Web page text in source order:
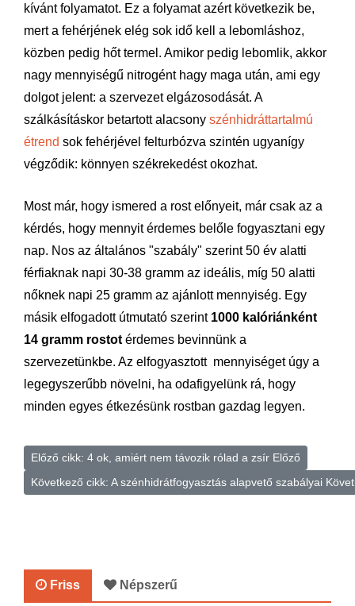
kívánt folyamatot. Ez a folyamat azért következik be,
mert a fehérjének elég sok idő kell a lebomláshoz,
közben pedig hőt termel. Amikor pedig lebomlik, akkor
nagy mennyiségű nitrogént hagy maga után, ami egy
dolgot jelent: a szervezet elgázosodását. A
szálkásításkor betartott alacsony szénhidráttartalmú
étrend sok fehérjével felturbózva szintén ugyanígy
végződik: könnyen székrekedést okozhat.
Most már, hogy ismered a rost előnyeit, már csak az a
kérdés, hogy mennyit érdemes belőle fogyasztani egy
nap. Nos az általános "szabály" szerint 50 év alatti
férfiaknak napi 30-38 gramm az ideális, míg 50 alatti
nőknek napi 25 gramm az ajánlott mennyiség. Egy
másik elfogadott útmutató szerint 1000 kalóriánként
14 gramm rostot érdemes bevinnünk a
szervezetünkbe. Az elfogyasztott mennyiséget úgy a
legegyszerűbb növelni, ha odafigyelünk rá, hogy
minden egyes étkezésünk rostban gazdag legyen.
Előző cikk: 4 ok, amiért nem távozik rólad a zsír Előző
Következő cikk: A szénhidrátfogyasztás alapvető szabályai
Friss Népszerű